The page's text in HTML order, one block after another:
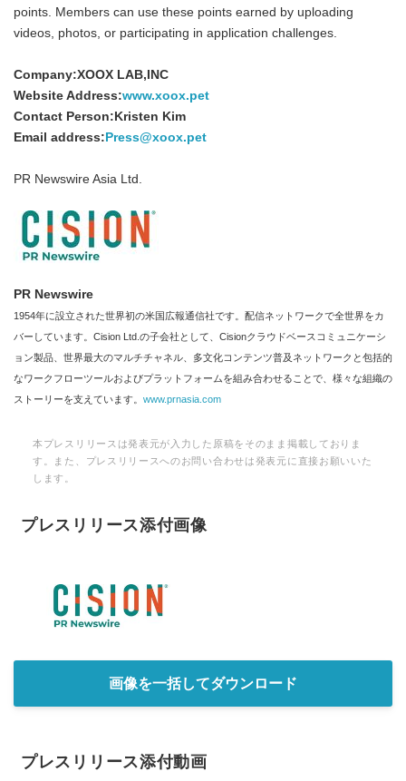
points. Members can use these points earned by uploading
videos, photos, or participating in application challenges.
Company:XOOX LAB,INC
Website Address:www.xoox.pet
Contact Person:Kristen Kim
Email address: Press@xoox.pet
PR Newswire Asia Ltd.
PR Newswire
1954年に設立された世界初の米国広報通信社です。配信ネットワークで全世界をカ
バーしています。Cision Ltd.の子会社として、Cisionクラウドベースコミュニケーシ
ョン製品、世界最大のマルチチャネル、多文化コンテンツ普及ネットワークと包括的
なワークフローツールおよびプラットフォームを組み合わせることで、様々な組織の
ストーリーを支えています。 www.prnasia.com
本プレスリリースは発表元が入力した原稿をそのまま掲載しておりま
す。また、プレスリリースへのお問い合わせは発表元に直接お願いいた
します。
プレスリリース添付画像
画像を一括してダウンロード
プレスリリース添付動画